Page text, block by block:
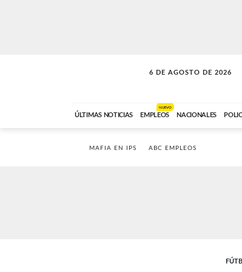
6 DE AGOSTO DE 2026
LA MOVIDA
ÚLTIMAS NOTICIAS EMPLEOS
NUEVO
NACIONALES
MAFIA EN IPS ABC EMPLEOS